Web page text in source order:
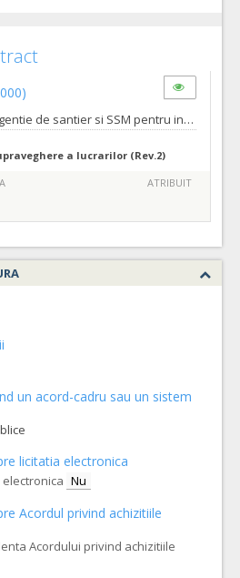
Asistenta tehnica - dirigentie de santier si SSM pentru investitia: "Construire Centru de Antreprenoriat Piata Cetate; Reconstruire Corp C1 si Organizare de santier", cod eMS ROHU 421, Acronim: CBC EMPLOYMENT Proiect finantat in cadrul programului Interreg V-A Romania Ungaria 2014 - 2020 Cod unic de inregistrare:4230487/2021/27 PAAP Tipurile de servicii sunt cele descrise in caietul de sarcini nr. 429902/10.11.2020. Prin prezenta achizitie, autoritatea contractanta solicita, pentru indeplinirea eficienta a tuturor activitatilor si a obiectivelor generale si specifice ale investitiei, prestarea urmatoarelor servicii: - verificarea tehnică de calitate a proiectului tehnic şi a detaliilor de execuţie conform legislatiei in vigoare; - asistenta tehnica pentru activitatile necesare implementarii investitiei, solicitate prin prezentul caiet de sarcini, - urmarirea elaborarii proiectului tehnic si a executiei lucrarilor, dar si a activitatilor premergatoare si ulterioare acestora, - intocmirea eventualelor raspunsuri la cererile de clarificari din partea ofertantilor pentru proiectare si lucrari, ori clarificari ale finantatorului, - asigurarea de catre ofertant a personalului adecvat, de specialitate, atestat/autorizat conform legislatiei in vigoare pentru activitatile cerute prin prezentul caiet de sarcini, respectiv a personalului auxiliar necesar, Termenul pana la care orice operator economic interesat are dreptul de a solicita clarificari sau informatii suplimentare in legatura cu documentatia de atribuire este de 20 zile inainte de data limita de depunere a ofertelor. Autoritatea contractanta va raspunde in mod clar si complet tuturor solicitarilor de clarificari in a 11-a zi inainte de data limita de depunere a ofertelor. Solicitarile de clarificari vor fi transmise in format editabil.
a lucrarilor (Rev.2)
ATRIBUIT
un acord-cadru sau un sistem
licitatia electronica
Nu
Acordul privind achizitiile
Acordului privind achizitiile